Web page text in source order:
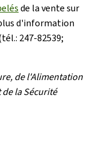
de la vente sur
d'information
247-82539;
de l'Alimentation
la Sécurité